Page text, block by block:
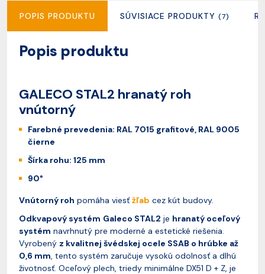
POPIS PRODUKTU SÚVISIACE PRODUKTY (7)
Popis produktu
GALECO STAL2 hranatý roh
vnútorný
Farebné prevedenia: RAL 7015 grafitové, RAL 9005
čierne
Šírka rohu: 125 mm
90°
Vnútorný roh pomáha viesť žľab cez kút budovy.
Odkvapový systém Galeco STAL2 je hranatý oceľový
systém navrhnutý pre moderné a estetické riešenia.
Vyrobený z kvalitnej švédskej ocele SSAB o hrúbke až
0,6 mm, tento systém zaručuje vysokú odolnosť a dlhú
životnosť. Oceľový plech, triedy minimálne DX51 D + Z, je